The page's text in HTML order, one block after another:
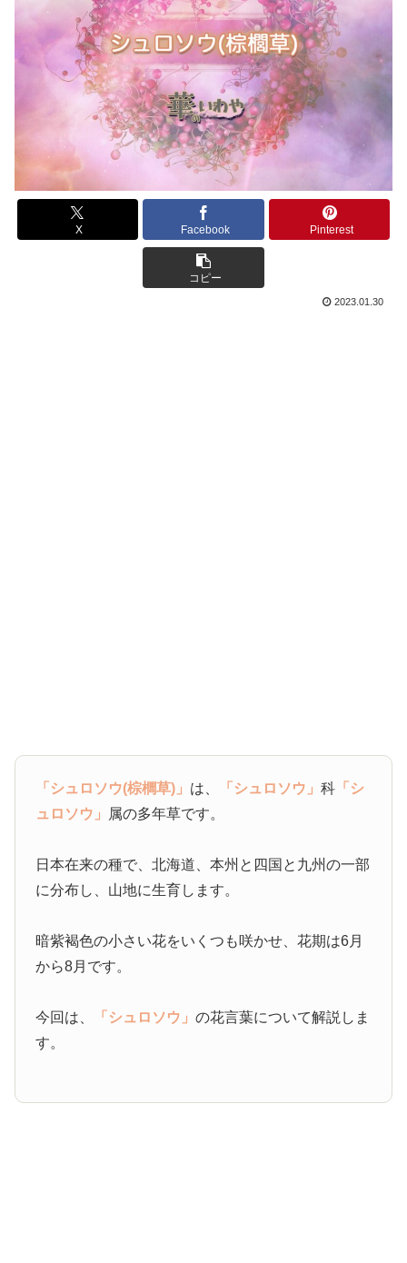
X Facebook Pinterest
コピー
2023.01.30
「シュロソウ(棕櫚草)」 は、 「シュロソウ」科 「シ
ュロソウ」 属の多年草です。
日本在来の種で、北海道、本州と四国と九州の一部
に分布し、山地に生育します。
暗紫褐色の小さい花をいくつも咲かせ、花期は6月
から8月です。
今回は、 「シュロソウ」の花言葉について解説しま
す。